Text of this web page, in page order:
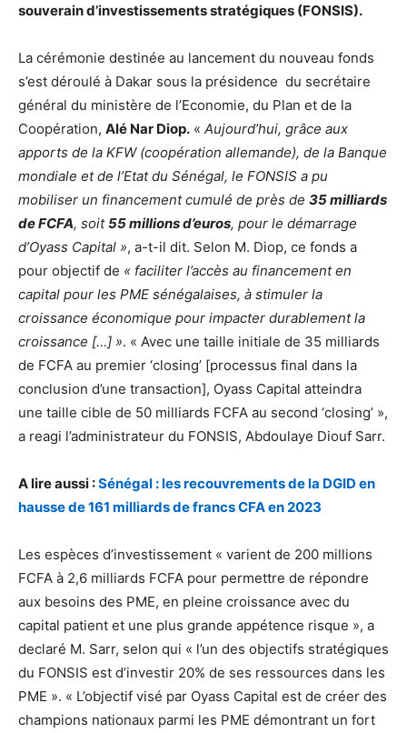
souverain d’investissements stratégiques (FONSIS).
La cérémonie destinée au lancement du nouveau fonds
s’est déroulé à Dakar sous la présidence du secrétaire
général du ministère de l’Economie, du Plan et de la
Coopération, Alé Nar Diop. « Aujourd’hui, grâce aux
apports de la KFW (coopération allemande), de la Banque
mondiale et de l’Etat du Sénégal, le FONSIS a pu
mobiliser un financement cumulé de près de 35 milliards
de FCFA, soit55 millions d’euros, pour le démarrage
d’Oyass Capital », a-t-il dit. Selon M. Diop, ce fonds a
pour objectif de « faciliter l’accès au financement en
capital pour les PME sénégalaises, à stimuler la
croissance économique pour impacter durablement la
croissance […] ». « Avec une taille initiale de 35 milliards
de FCFA au premier ‘closing’ [processus final dans la
conclusion d’une transaction], Oyass Capital atteindra
une taille cible de 50 milliards FCFA au second ‘closing’ »,
a reagi l’administrateur du FONSIS, Abdoulaye Diouf Sarr.
A lire aussi :Sénégal : les recouvrements de la DGID en
hausse de 161 milliards de francs CFA en 2023
Les espèces d’investissement « varient de 200 millions
FCFA à 2,6 milliards FCFA pour permettre de répondre
aux besoins des PME, en pleine croissance avec du
capital patient et une plus grande appétence risque », a
declaré M. Sarr, selon qui « l’un des objectifs stratégiques
du FONSIS est d’investir 20% de ses ressources dans les
PME ». « L’objectif visé par Oyass Capital est de créer des
champions nationaux parmi les PME démontrant un fort